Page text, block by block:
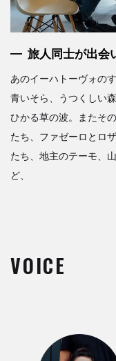
旅人同士が出会
あのイーハトーヴォの
青いそら、うつくしい
ひかる草の波。またそ
たち、ファゼーロとロ
たち、地主のテーモ、
ど、
VOICE